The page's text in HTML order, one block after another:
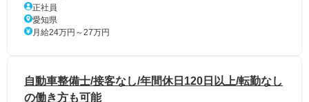
正社員
愛知県
月給24万円～27万円
自動車整備士/接客なし/年間休日120日以上/転勤なし
の働き方も可能